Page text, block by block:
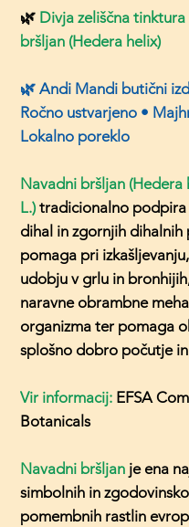
🌿 Divja zeliščna
bršljan (Hedera helix)
🌿 Andi Mandi butični
Ročno ustvarjeno •
Lokalno poreklo
Navadni bršljan (Hedera
L.) tradicionalno podpira
dihal in zgornjih dihalnih
pomaga pri
udobju v grlu in
naravne obrambne
organizma ter pomaga
splošno dobro počutje
Vir informacij: EFSA
Botanicals
Navadni bršljan je ena
simbolnih in zgodovinsko
pomembnih rastlin